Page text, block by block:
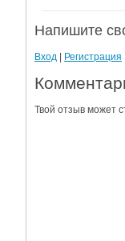
Напишите
Вход Регистрация
Твой отзыв может